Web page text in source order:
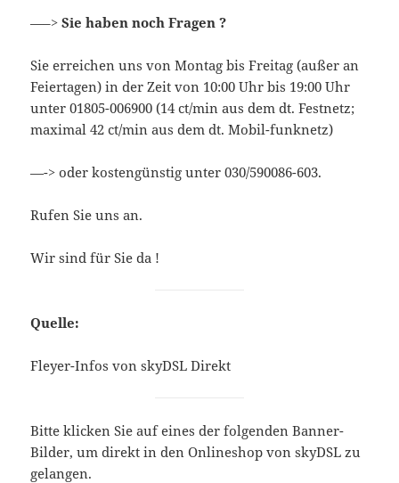
—–>Sie haben noch Fragen ?
Sie erreichen uns von Montag bis Freitag (außer an
Feiertagen) in der Zeit von 10:00 Uhr bis 19:00 Uhr
unter 01805-006900 (14 ct/min aus dem dt. Festnetz;
maximal 42 ct/min aus dem dt. Mobil-funknetz)
—-> oder kostengünstig unter 030/590086-603.
Rufen Sie uns an.
Wir sind für Sie da !
Quelle:
Fleyer-Infos von skyDSL Direkt
Bitte klicken Sie auf eines der folgenden Banner-
Bilder, um direkt in den Onlineshop von skyDSL zu
gelangen.